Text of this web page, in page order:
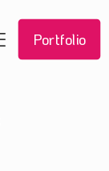
Portfolio